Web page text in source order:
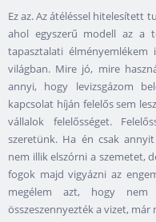
Ez az. Az átéléssel hitelesített
ahol egyszerű modell az a
tapasztalati
világban. Mire jó, mire
annyi, hogy levizsgázom
kapcsolat híján felelős sem
vállalok felelősséget.
szeretünk. Ha én csak
nem illik elszórni a szemetet,
fogok majd vigyázni az
megélem azt, hogy
összeszennyezték a vizet, már